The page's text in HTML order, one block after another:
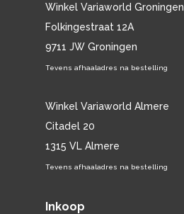
Winkel Variaworld Groningen
Folkingestraat 12A
9711 JW Groningen
Tevens afhaaladres na bestelling
Winkel Variaworld Almere
Citadel 20
1315 VL Almere
Tevens afhaaladres na bestelling
Inkoop